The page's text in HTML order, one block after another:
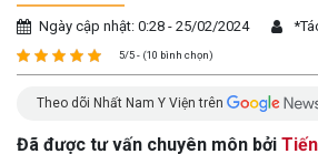
Ngày cập nhật: 0:28 - 25/02/2024 *
5/5 - (10 bình chọn)
Theo dõi Nhất Nam Y Viện trên
Đã được tư vấn chuyên môn bởi